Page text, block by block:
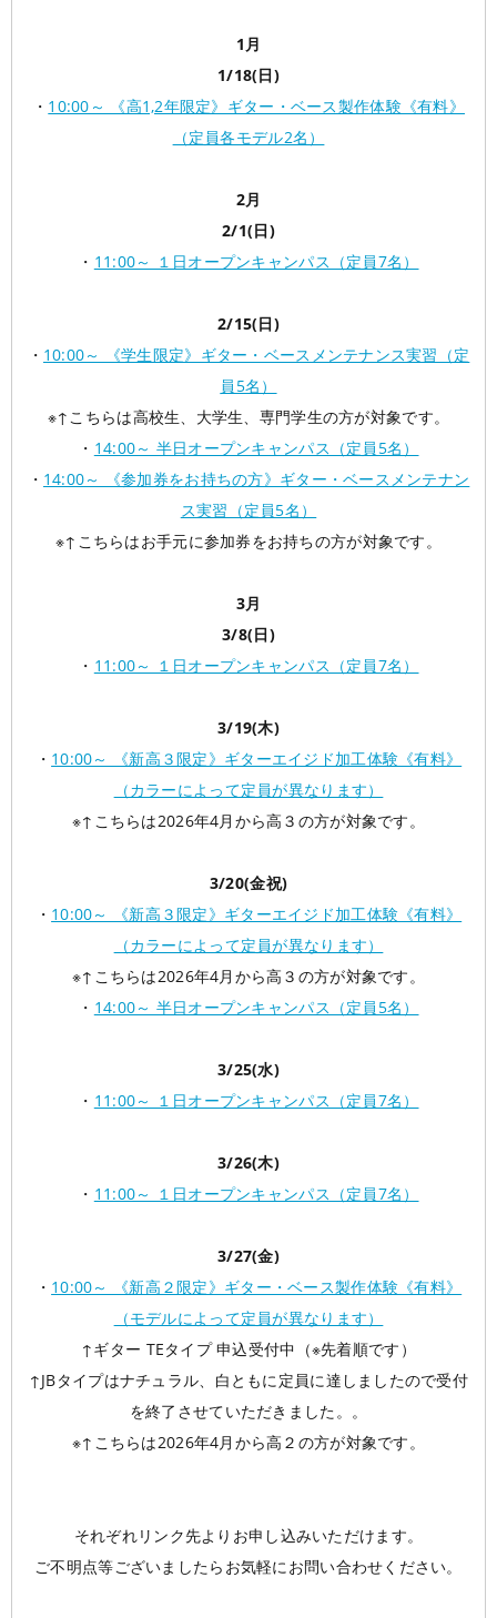
1月
1/18(日)
・ 10:00～ 《高1,2年限定》ギター・ベース製作体験《有料》
（定員各モデル2名）
2月
2/1(日)
・ 11:00～ １日オープンキャンパス（定員7名）
2/15(日)
・ 10:00～ 《学生限定》ギター・ベースメンテナンス実習（定
員5名）
※↑こちらは高校生、大学生、専門学生の方が対象です。
・ 14:00～ 半日オープンキャンパス（定員5名）
・ 14:00～ 《参加券をお持ちの方》ギター・ベースメンテナン
ス実習（定員5名）
※↑こちらはお手元に参加券をお持ちの方が対象です。
3月
3/8(日)
・ 11:00～ １日オープンキャンパス（定員7名）
3/19(木)
・ 10:00～ 《新高３限定》ギターエイジド加工体験《有料》
（カラーによって定員が異なります）
※↑こちらは2026年4月から高３の方が対象です。
3/20(金祝)
・ 10:00～ 《新高３限定》ギターエイジド加工体験《有料》
（カラーによって定員が異なります）
※↑こちらは2026年4月から高３の方が対象です。
・ 14:00～ 半日オープンキャンパス（定員5名）
3/25(水)
・ 11:00～ １日オープンキャンパス（定員7名）
3/26(木)
・ 11:00～ １日オープンキャンパス（定員7名）
3/27(金)
・ 10:00～ 《新高２限定》ギター・ベース製作体験《有料》
（モデルによって定員が異なります）
↑ギター TEタイプ 申込受付中（※先着順です）
↑JBタイプはナチュラル、白ともに定員に達しましたので受付
を終了させていただきました。。
※↑こちらは2026年4月から高２の方が対象です。
それぞれリンク先よりお申し込みいただけます。
ご不明点等ございましたらお気軽にお問い合わせください。